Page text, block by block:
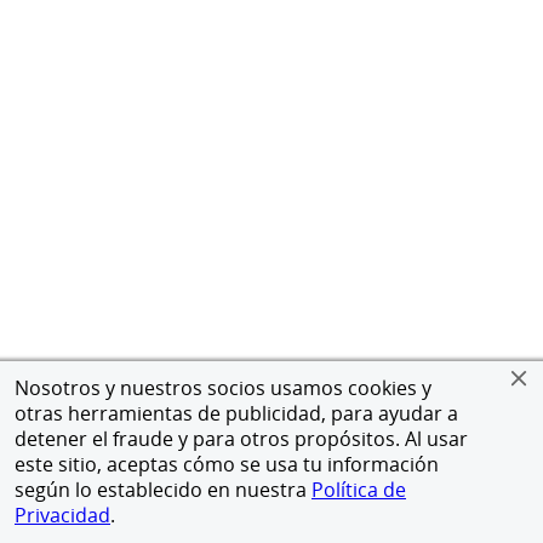
Nosotros y nuestros socios usamos cookies y
otras herramientas de publicidad, para ayudar a
detener el fraude y para otros propósitos. Al usar
este sitio, aceptas cómo se usa tu información
según lo establecido en nuestra Política de
Privacidad.